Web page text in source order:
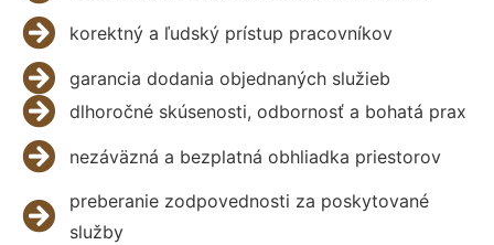
korektný a ľudský prístup pracovníkov
garancia dodania objednaných služieb
dlhoročné skúsenosti, odbornosť a bohatá prax
nezáväzná a bezplatná obhliadka priestorov
preberanie zodpovednosti za poskytované
služby